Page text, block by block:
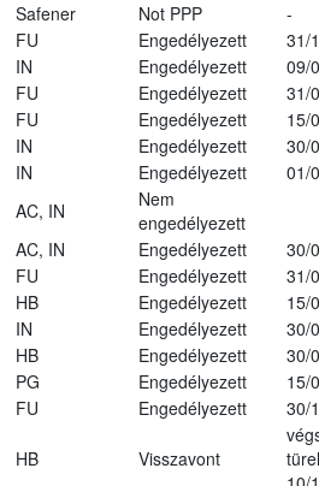
Safener Not PPP
-
FU Engedélyezett
31/
IN Engedélyezett
09/
FU Engedélyezett
31/
FU Engedélyezett
15/
IN Engedélyezett
30/
IN Engedélyezett
01/
AC, IN
Nem
engedélyezett
AC, IN Engedélyezett
30/
FU Engedélyezett
31/
HB Engedélyezett
15/
IN Engedélyezett
30/
HB Engedélyezett
30/
PG Engedélyezett
15/
FU Engedélyezett
30/
HB Visszavont